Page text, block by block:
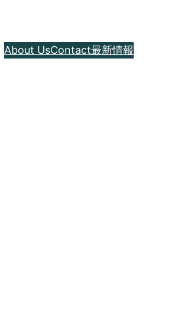
About UsContact最新情報